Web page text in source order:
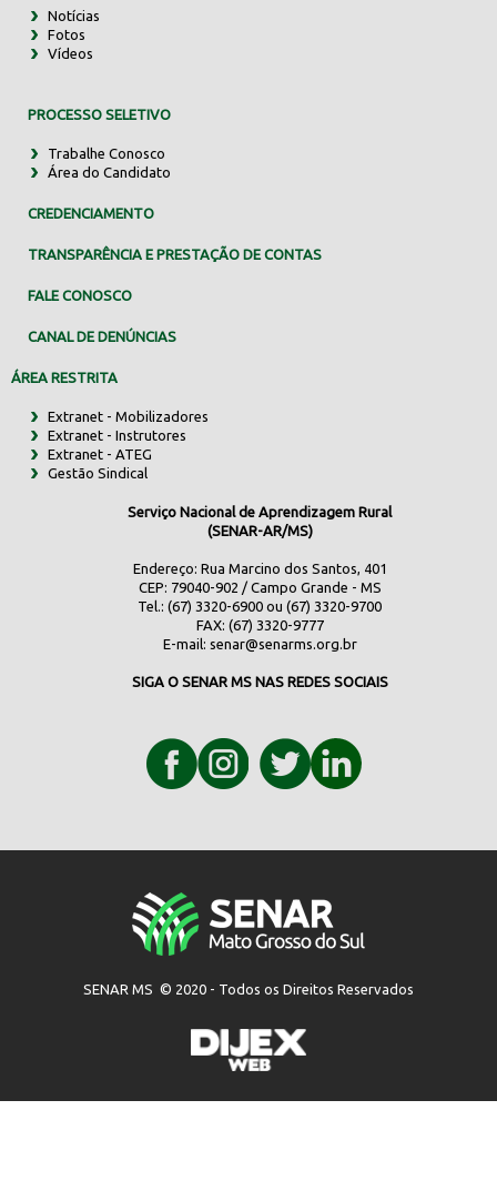
Notícias
Fotos
Vídeos
PROCESSO SELETIVO
Trabalhe Conosco
Área do Candidato
CREDENCIAMENTO
TRANSPARÊNCIA E PRESTAÇÃO DE CONTAS
FALE CONOSCO
CANAL DE DENÚNCIAS
ÁREA RESTRITA
Extranet - Mobilizadores
Extranet - Instrutores
Extranet - ATEG
Gestão Sindical
Serviço Nacional de Aprendizagem Rural
(SENAR-AR/MS)
Endereço: Rua Marcino dos Santos, 401
CEP: 79040-902 / Campo Grande - MS
Tel.: (67) 3320-6900 ou (67) 3320-9700
FAX: (67) 3320-9777
E-mail: senar@senarms.org.br
SIGA O SENAR MS NAS REDES SOCIAIS
SENAR MS © 2020 - Todos os Direitos Reservados